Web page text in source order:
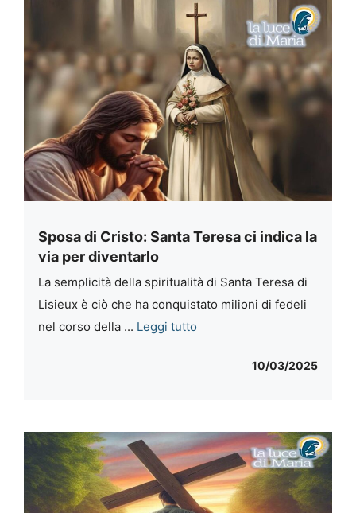
Sposa di Cristo: Santa Teresa ci indica la
via per diventarlo
La semplicità della spiritualità di Santa Teresa di
Lisieux è ciò che ha conquistato milioni di fedeli
nel corso della ... Leggi tutto
10/03/2025